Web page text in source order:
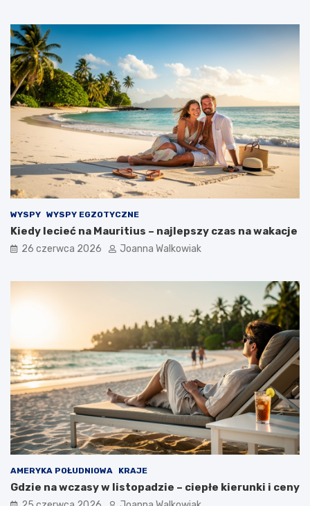
WYSPY WYSPY EGZOTYCZNE
Kiedy lecieć na Mauritius – najlepszy czas na wakacje
26 czerwca 2026 Joanna Walkowiak
AMERYKA POŁUDNIOWA KRAJE
Gdzie na wczasy w listopadzie – ciepłe kierunki i ceny